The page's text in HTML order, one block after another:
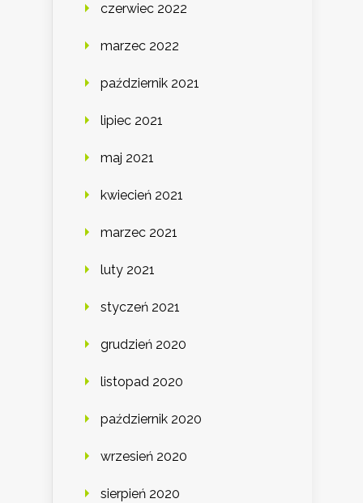
czerwiec 2022
marzec 2022
październik 2021
lipiec 2021
maj 2021
kwiecień 2021
marzec 2021
luty 2021
styczeń 2021
grudzień 2020
listopad 2020
październik 2020
wrzesień 2020
sierpień 2020